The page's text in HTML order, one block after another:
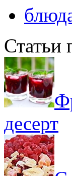
Статьи
десерт